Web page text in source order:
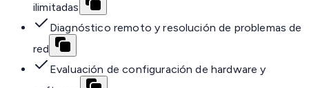
ilimitadas
Diagnóstico remoto y resolución de problemas de
red
Evaluación de configuración de hardware y